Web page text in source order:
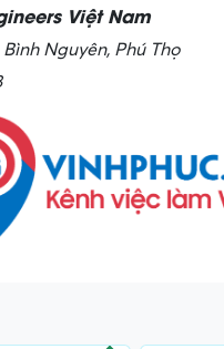
Việt Nam
Nguyên, Phú Thọ